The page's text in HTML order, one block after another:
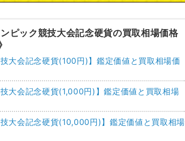
ピック競技大会記念硬貨の買取相場価格
会記念硬貨(100円)】鑑定価値と買取相場価
会記念硬貨(1,000円)】鑑定価値と買取相場
会記念硬貨(10,000円)】鑑定価値と買取相場